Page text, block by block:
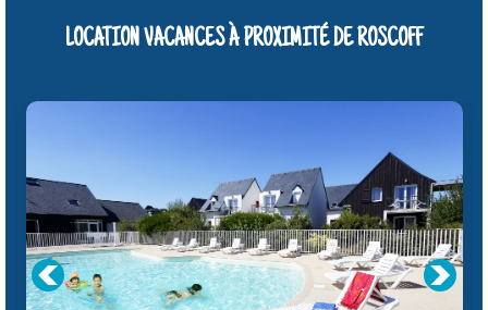
LOCATION VACANCES À PROXIMITÉ DE ROSCOFF